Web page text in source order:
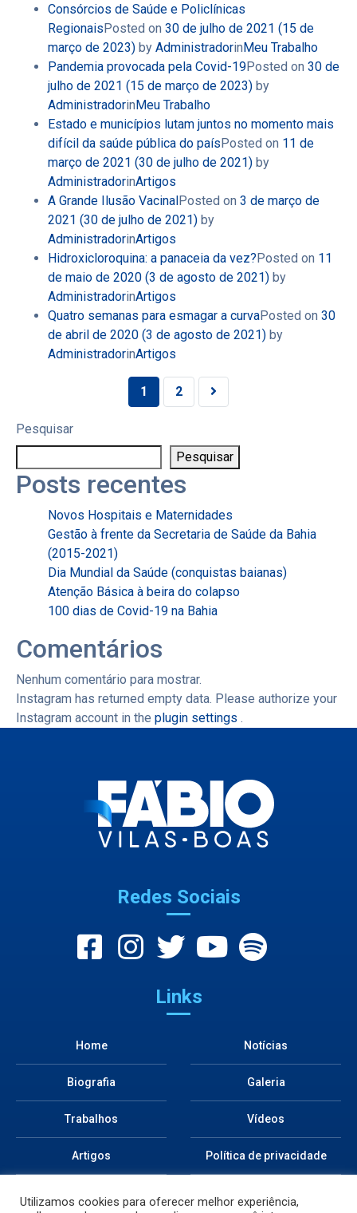
Consórcios de Saúde e Policlínicas
RegionaisPosted on 30 de julho de 2021 (15 de
março de 2023) by AdministradorinMeu Trabalho
Pandemia provocada pela Covid-19Posted on 30 de
julho de 2021 (15 de março de 2023) by
AdministradorinMeu Trabalho
Estado e municípios lutam juntos no momento mais
difícil da saúde pública do paísPosted on 11 de
março de 2021 (30 de julho de 2021) by
AdministradorinArtigos
A Grande Ilusão VacinalPosted on 3 de março de
2021 (30 de julho de 2021) by
AdministradorinArtigos
Hidroxicloroquina: a panaceia da vez?Posted on 11
de maio de 2020 (3 de agosto de 2021) by
AdministradorinArtigos
Quatro semanas para esmagar a curvaPosted on 30
de abril de 2020 (3 de agosto de 2021) by
AdministradorinArtigos
Navegação entre posts
1 2
Pesquisar
Pesquisar
Posts recentes
Novos Hospitais e Maternidades
Gestão à frente da Secretaria de Saúde da Bahia
(2015-2021)
Dia Mundial da Saúde (conquistas baianas)
Atenção Básica à beira do colapso
100 dias de Covid-19 na Bahia
Comentários
Nenhum comentário para mostrar.
Instagram has returned empty data. Please authorize your
Instagram account in the plugin settings .
Redes Sociais
Links
Home
Biografia
Trabalhos
Artigos
Notícias
Galeria
Vídeos
Política de privacidade
Utilizamos cookies para oferecer melhor experiência,